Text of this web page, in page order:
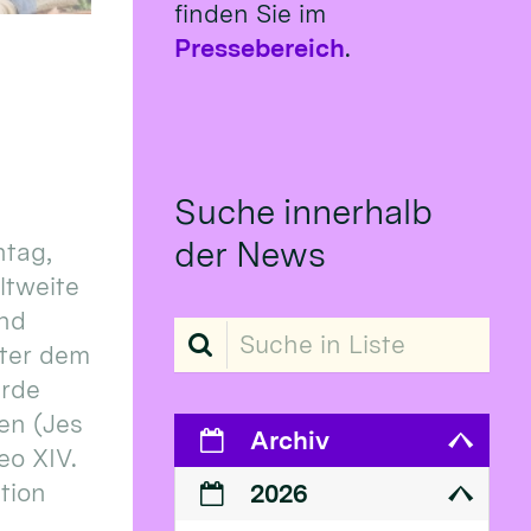
dem
(Jes
XIV.
finden Sie im
Pressebereich.
Suche innerhalb
der News
Suche in Liste
Archiv
2026